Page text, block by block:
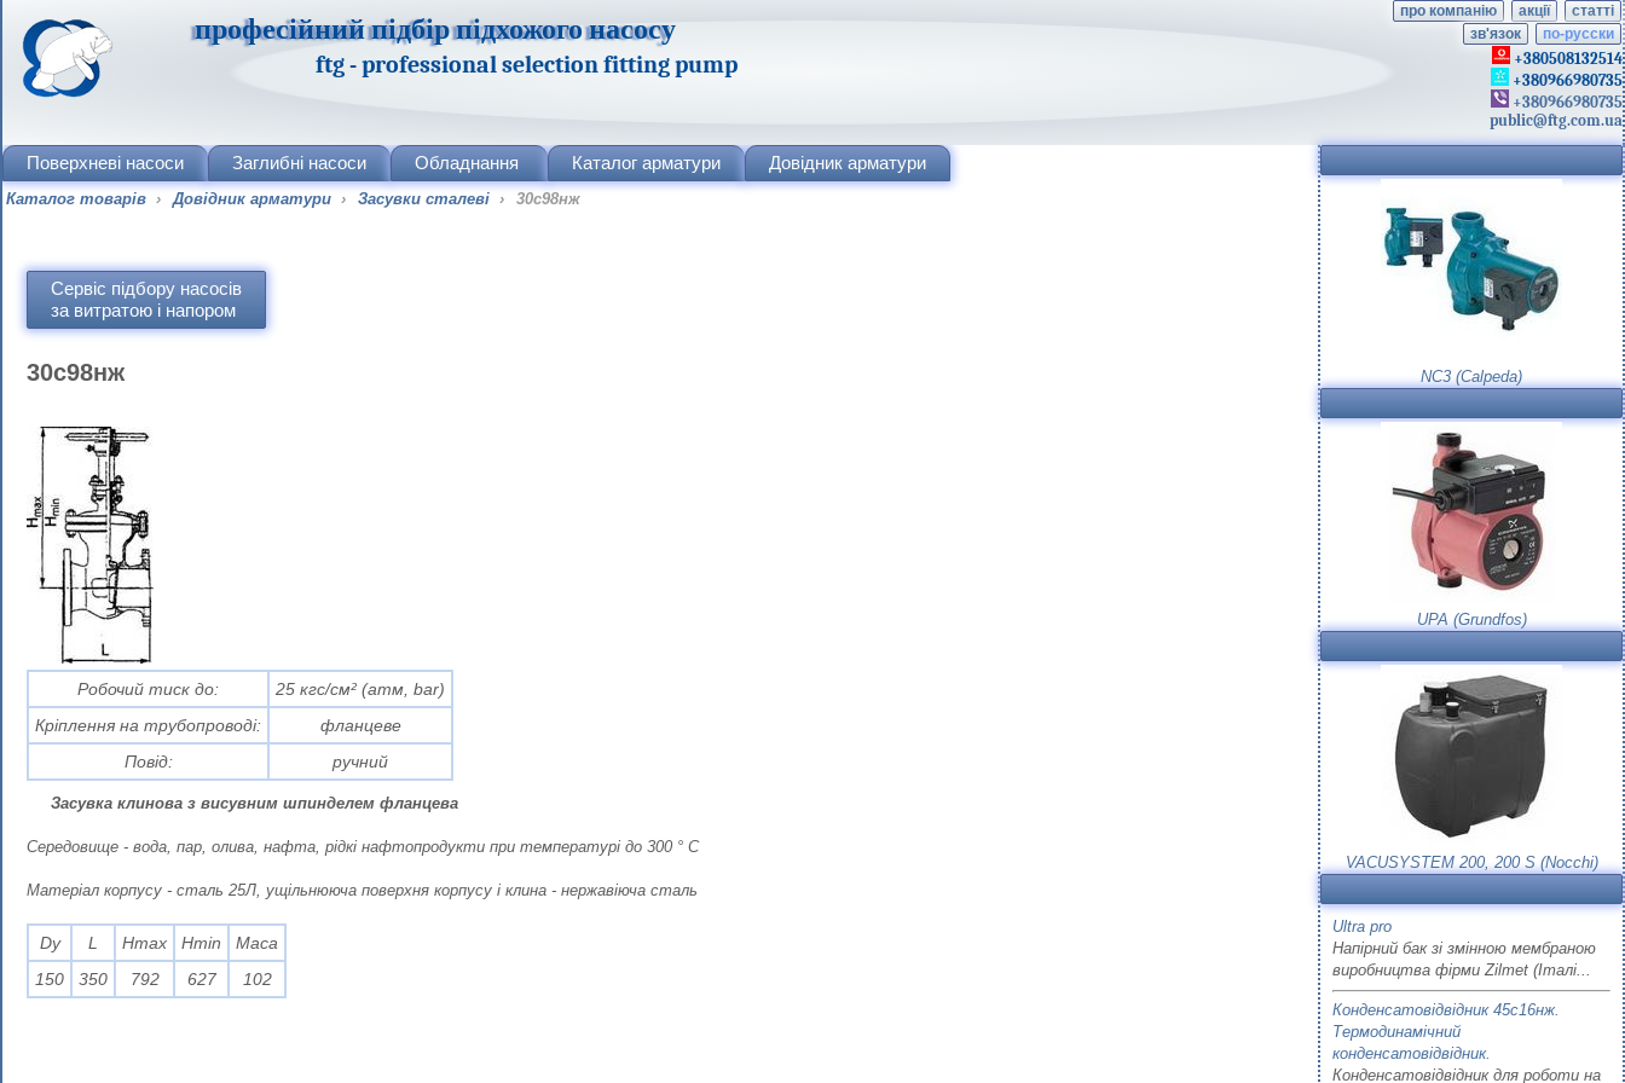
професійний підбір підхожого насосу
ftg - professional selection fitting pump
про компанію акції
статті
зв'язок
по-русски
+380508132514
+380966980735
+380966980735
public@ftg.com.ua
Поверхневі насоси Заглибні насоси Обладнання Каталог арматури Довідник арматури
Каталог товарів › Довідник арматури › Засувки сталеві › 30с98нж
Сервіс підбору насосів
за витратою і напором
30с98нж
Робочий тиск до:
25 кгс/см² (атм, bar)
Кріплення на трубопроводі:
фланцеве
Повід:
ручний
Засувка клинова з висувним шпинделем фланцева
Середовище - вода, пар, олива, нафта, рідкі нафтопродукти при температурі до 300 ° С
Матеріал корпусу - сталь 25Л, ущільнююча поверхня корпусу і клина - нержавіюча сталь
Dy L Hmax Нmin
Маса
150
350 792 627 102
NC3 (Calpeda)
UPA (Grundfos)
VACUSYSTEM 200, 200 S (Nocchi)
Ultra pro
Напірний бак зі змінною мембраною
виробництва фірми Zilmet (Італі...
Конденсатовідвідник 45с16нж.
Термодинамічний
конденсатовідвідник.
Конденсатовідвідник для роботи на